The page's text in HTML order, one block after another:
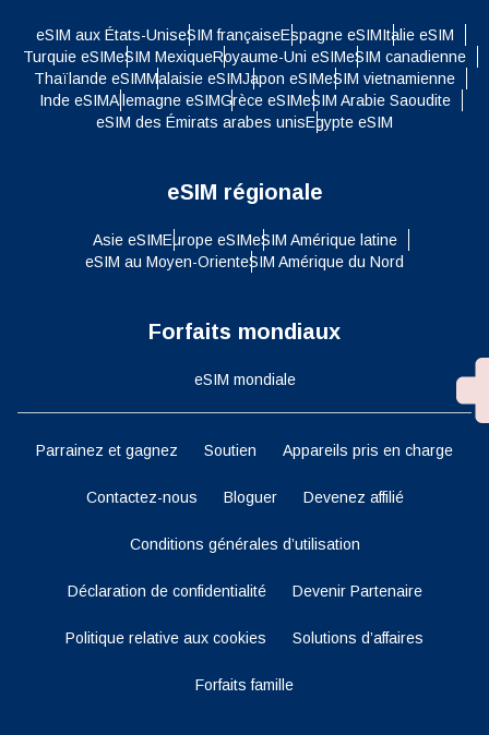
eSIM aux États-UniseSIM françaiseEspagne eSIMItalie eSIM
Turquie eSIMeSIM MexiqueRoyaume-Uni eSIMeSIM canadienne
Thaïlande eSIMMalaisie eSIMJapon eSIMeSIM vietnamienne
Inde eSIMAllemagne eSIMGrèce eSIMeSIM Arabie Saoudite
eSIM des Émirats arabes unisEgypte eSIM
eSIM régionale
Asie eSIMEurope eSIMeSIM Amérique latine
eSIM au Moyen-OrienteSIM Amérique du Nord
Forfaits mondiaux
eSIM mondiale
Parrainez et gagnez Soutien Appareils pris en charge
Contactez-nous Bloguer Devenez affilié
Conditions générales d’utilisation
Déclaration de confidentialité Devenir Partenaire
Politique relative aux cookies Solutions d’affaires
Forfaits famille